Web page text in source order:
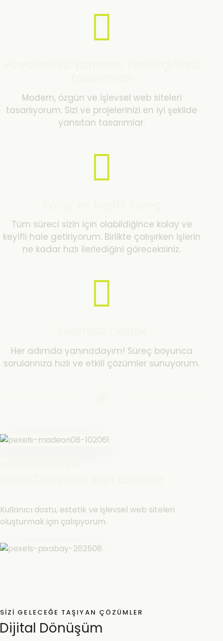
Modern, özgün ve işlevsel web siteleri
tasarlıyorum. Sizi ve projelerinizi en iyi şekilde
yansıtan tasarımlar.
Tüm süreci sizin için olabildiğince kolay ve
keyifli hale getiriyorum. Birlikte çalışırken işlerin
ne kadar hızlı ilerlediğini göreceksiniz.
Her adımda yanınızdayım! Süreç boyunca
sorularınıza hızlı ve etkili çözümler sunuyorum.
Kullanıcı dostu, estetik ve işlevsel web siteleri
oluşturmak için çalışıyorum.
SIZI GELECEĞE TAŞIYAN ÇÖZÜMLER
Dijital Dönüşüm